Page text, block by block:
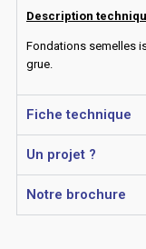
Description
Fondations semelles
grue.
Fiche technique
Un projet ?
Notre brochure